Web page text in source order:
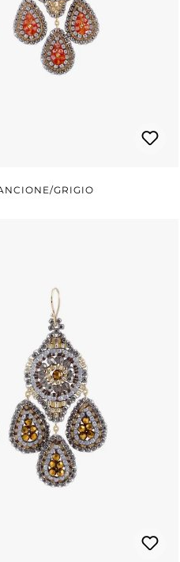
GRIGIO